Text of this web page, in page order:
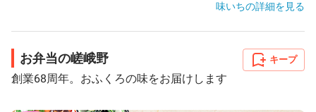
味いちの詳細を見る
お弁当の嵯峨野
創業68周年。おふくろの味をお届けします
キープ